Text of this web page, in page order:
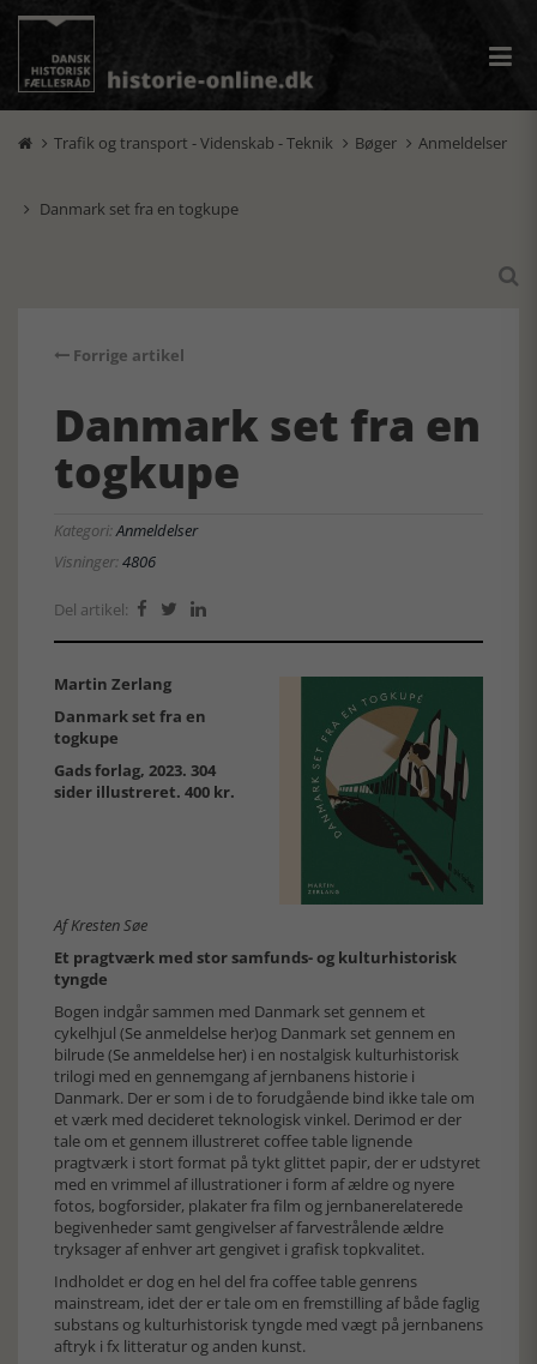
 Trafik og transport - Videnskab - Teknik  Bøger  Anmeldelser
 Danmark set fra en togkupe

Forrige artikel
Danmark set fra en
togkupe
Kategori:Anmeldelser
Visninger:4806
Del artikel:   
Martin Zerlang
Danmark set fra en
togkupe
Gads forlag, 2023. 304
sider illustreret. 400 kr.
Af Kresten Søe
Et pragtværk med stor samfunds- og kulturhistorisk
tyngde
Bogen indgår sammen med Danmark set gennem et
cykelhjul (Se anmeldelse her)og Danmark set gennem en
bilrude (Se anmeldelse her) i en nostalgisk kulturhistorisk
trilogi med en gennemgang af jernbanens historie i
Danmark. Der er som i de to forudgående bind ikke tale om
et værk med decideret teknologisk vinkel. Derimod er der
tale om et gennem illustreret coffee table lignende
pragtværk i stort format på tykt glittet papir, der er udstyret
med en vrimmel af illustrationer i form af ældre og nyere
fotos, bogforsider, plakater fra film og jernbanerelaterede
begivenheder samt gengivelser af farvestrålende ældre
tryksager af enhver art gengivet i grafisk topkvalitet.
Indholdet er dog en hel del fra coffee table genrens
mainstream, idet der er tale om en fremstilling af både faglig
substans og kulturhistorisk tyngde med vægt på jernbanens
aftryk i fx litteratur og anden kunst.